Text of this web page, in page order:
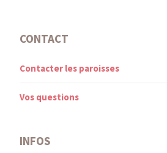
CONTACT
Contacter les paroisses
Vos questions
INFOS